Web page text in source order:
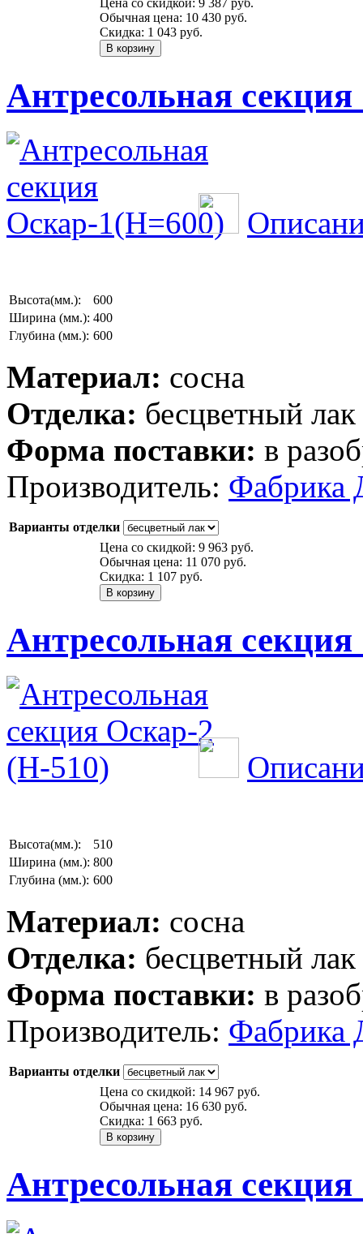
Цена со скидкой: 9 387 руб.
Обычная цена: 10 430 руб.
Скидка: 1 043 руб.
Антресольная
Высота(мм.):
600
Ширина (мм.): 400
Глубина (мм.): 600
Материал: сосна
Отделка: бесцветный лак
Форма поставки: в
Производитель: Фабрика
Варианты отделки
Цена со скидкой: 9 963 руб.
Обычная цена: 11 070 руб.
Скидка: 1 107 руб.
Антресольная
Высота(мм.):
510
Ширина (мм.): 800
Глубина (мм.): 600
Материал: сосна
Отделка: бесцветный лак
Форма поставки: в
Производитель: Фабрика
Варианты отделки
Цена со скидкой: 14 967 руб.
Обычная цена: 16 630 руб.
Скидка: 1 663 руб.
Антресольная